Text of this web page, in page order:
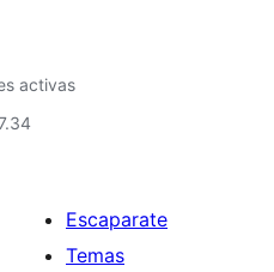
activas
Escaparate
Temas